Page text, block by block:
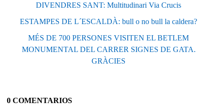
DIVENDRES SANT: Multitudinari Via Crucis
ESTAMPES DE L´ESCALDÀ: bull o no bull la caldera?
MÉS DE 700 PERSONES VISITEN EL BETLEM
MONUMENTAL DEL CARRER SIGNES DE GATA.
GRÀCIES
0 COMENTARIOS